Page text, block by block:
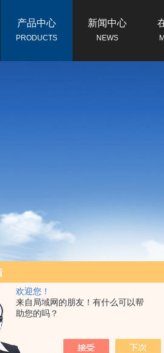
欢迎您！
来自局域网的朋友！有什么可以帮
助您的吗？
产品中心
PRODUCTS
新闻中心
NEWS
首页> 产品中心>